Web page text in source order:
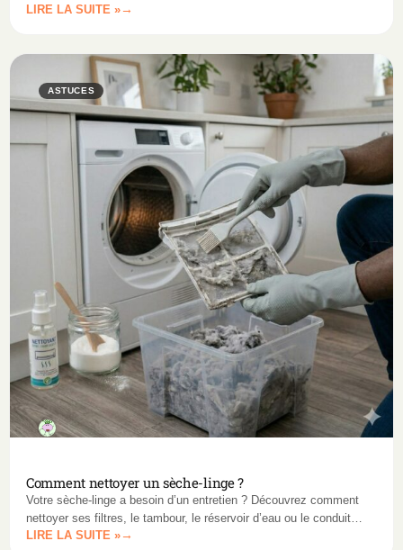
extérieures, et garantir une climatisation performante et durable.
LIRE LA SUITE »
ASTUCES
Comment nettoyer un sèche-linge ?
Votre sèche-linge a besoin d’un entretien ? Découvrez comment
nettoyer ses filtres, le tambour, le réservoir d’eau ou le conduit
d’évacuation pour un appareil performant et durable.
LIRE LA SUITE »